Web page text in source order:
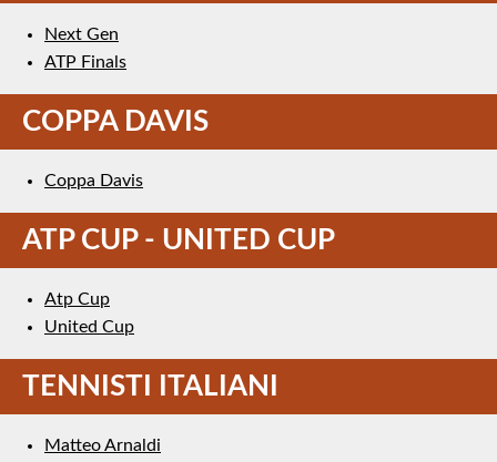
Next Gen
ATP Finals
COPPA DAVIS
Coppa Davis
ATP CUP - UNITED CUP
Atp Cup
United Cup
TENNISTI ITALIANI
Matteo Arnaldi